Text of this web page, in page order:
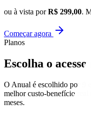
ou à vista porR$ 299,00.
Começar agora
Planos
Escolha o acesso
O Anual é escolhido por 9
melhor custo-benefício
meses.